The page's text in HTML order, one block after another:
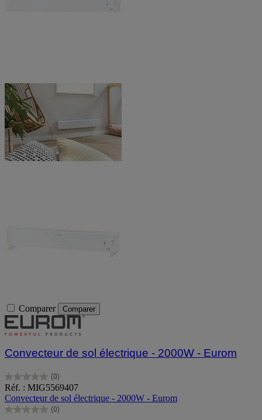
Comparer Comparer
Convecteur de sol électrique - 2000W - Eurom
(0)
0.0
sur
5
étoiles.
Réf. : MIG5569407
Convecteur de sol électrique - 2000W - Eurom
(0)
0.0